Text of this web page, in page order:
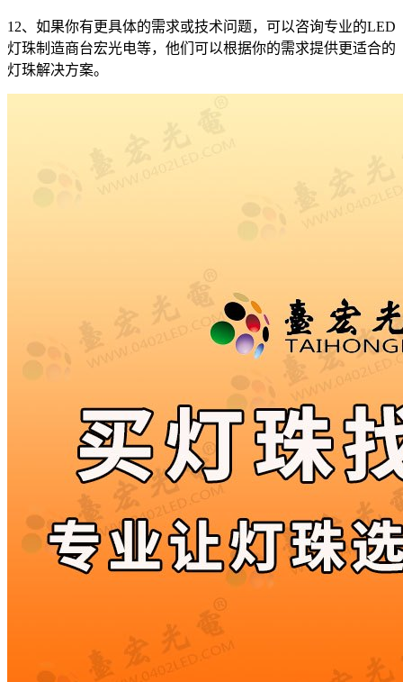
12、如果你有更具体的需求或技术问题，可以咨询专业的LED
灯珠制造商台宏光电等，他们可以根据你的需求提供更适合的
灯珠解决方案。